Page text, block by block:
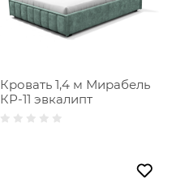
Кровать 1,4 м Мирабель
КР-11 эвкалипт